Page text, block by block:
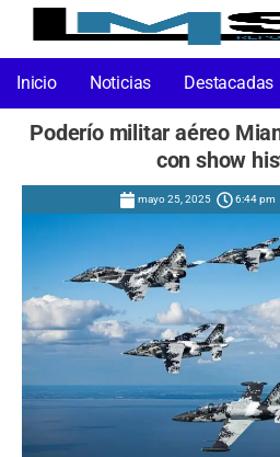
Inicio Noticias Destacadas
Poderío militar aéreo
con show
mayo 25, 2025 6:44 pm